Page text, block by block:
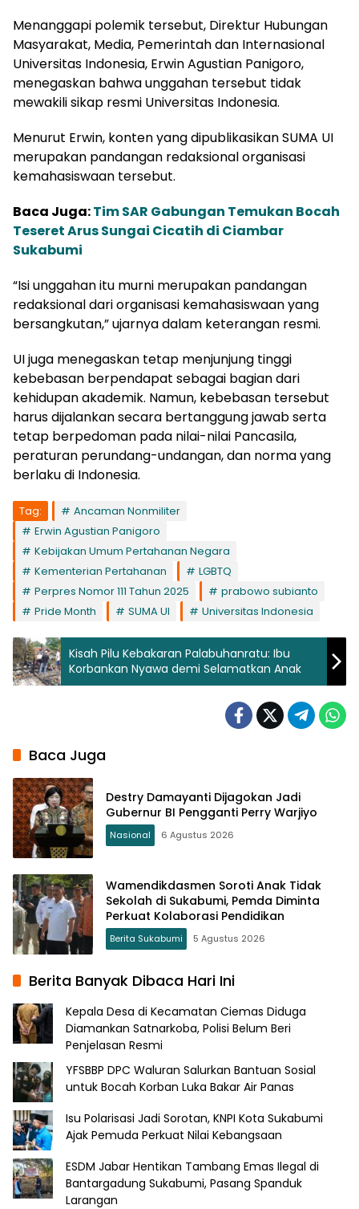
Menanggapi polemik tersebut, Direktur Hubungan
Masyarakat, Media, Pemerintah dan Internasional
Universitas Indonesia, Erwin Agustian Panigoro,
menegaskan bahwa unggahan tersebut tidak
mewakili sikap resmi Universitas Indonesia.
Menurut Erwin, konten yang dipublikasikan SUMA UI
merupakan pandangan redaksional organisasi
kemahasiswaan tersebut.
Baca Juga:Tim SAR Gabungan Temukan Bocah
Teseret Arus Sungai Cicatih di Ciambar
Sukabumi
“Isi unggahan itu murni merupakan pandangan
redaksional dari organisasi kemahasiswaan yang
bersangkutan,” ujarnya dalam keterangan resmi.
UI juga menegaskan tetap menjunjung tinggi
kebebasan berpendapat sebagai bagian dari
kehidupan akademik. Namun, kebebasan tersebut
harus dijalankan secara bertanggung jawab serta
tetap berpedoman pada nilai-nilai Pancasila,
peraturan perundang-undangan, dan norma yang
berlaku di Indonesia.
Tag:
Ancaman Nonmiliter
Erwin Agustian Panigoro
Kebijakan Umum Pertahanan Negara
Kementerian Pertahanan
LGBTQ
Perpres Nomor 111 Tahun 2025
prabowo subianto
Pride Month
SUMA UI Universitas Indonesia
Kisah Pilu Kebakaran Palabuhanratu: Ibu
Korbankan Nyawa demi Selamatkan Anak
Baca Juga
Destry Damayanti Dijagokan Jadi
Gubernur BI Pengganti Perry Warjiyo
Nasional 6 Agustus 2026
Wamendikdasmen Soroti Anak Tidak
Sekolah di Sukabumi, Pemda Diminta
Perkuat Kolaborasi Pendidikan
Berita Sukabumi 5 Agustus 2026
Berita Banyak Dibaca Hari Ini
Kepala Desa di Kecamatan Ciemas Diduga
Diamankan Satnarkoba, Polisi Belum Beri
Penjelasan Resmi
YFSBBP DPC Waluran Salurkan Bantuan Sosial
untuk Bocah Korban Luka Bakar Air Panas
Isu Polarisasi Jadi Sorotan, KNPI Kota Sukabumi
Ajak Pemuda Perkuat Nilai Kebangsaan
ESDM Jabar Hentikan Tambang Emas Ilegal di
Bantargadung Sukabumi, Pasang Spanduk
Larangan